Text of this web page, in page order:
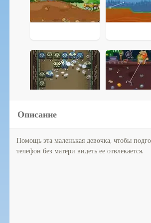
Описание
Помощь эта маленькая девочка, чтобы
телефон без матери видеть ее отвлекается.